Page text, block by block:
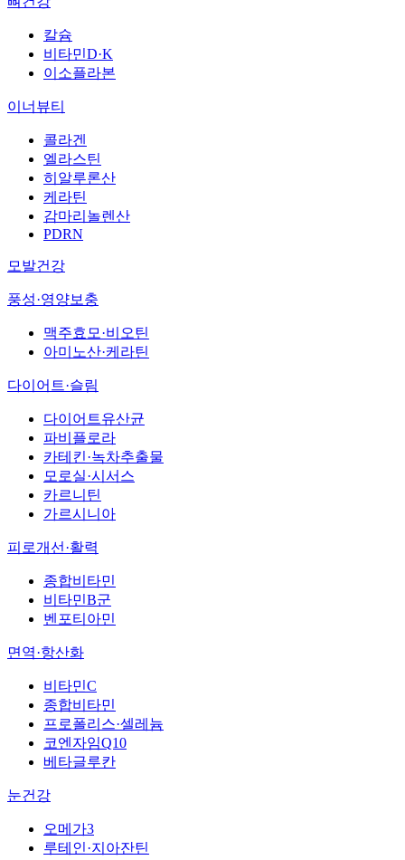
칼슘
비타민D·K
이소플라본
이너뷰티
콜라겐
엘라스틴
히알루론산
케라틴
감마리놀렌산
PDRN
모발건강
풍성·영양보충
맥주효모·비오틴
아미노산·케라틴
다이어트·슬림
다이어트유산균
파비플로라
카테킨·녹차추출물
모로실·시서스
카르니틴
가르시니아
피로개선·활력
종합비타민
비타민B군
벤포티아민
면역·항산화
비타민C
종합비타민
프로폴리스·셀레늄
코엔자임Q10
베타글루칸
눈건강
오메가3
루테인·지아잔틴